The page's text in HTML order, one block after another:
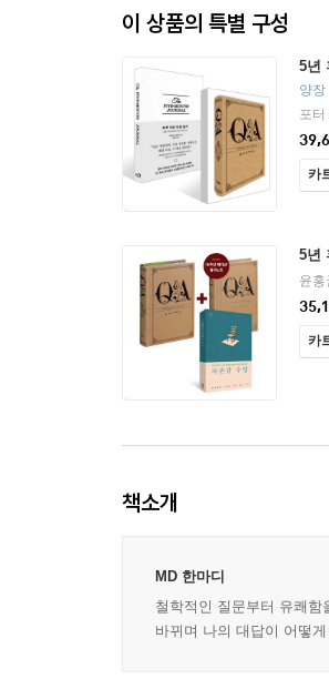
이 상품의 특별 구성
5년
양장
포
카
5년
윤
카
책소개
MD 한마디
철학적인 질문부터 유쾌
바뀌며 나의 대답이 어떻